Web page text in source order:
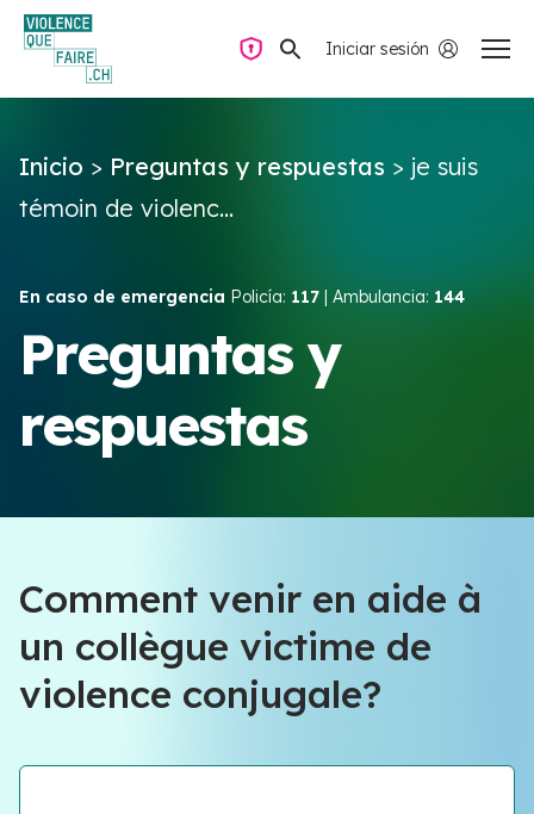
Iniciar sesión
Preguntas y respuestas
Violencia de pareja
Recursos y campañas
Navegación privada
Inicio > Preguntas y respuestas > je suis
témoin de violenc...
En caso de emergencia Policía: 117 | Ambulancia: 144
Preguntas y
respuestas
Comment venir en aide à
un collègue victime de
violence conjugale?